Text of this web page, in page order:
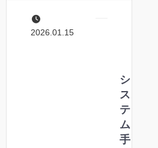
2026.01.15
シ
ス
テ
ム
手